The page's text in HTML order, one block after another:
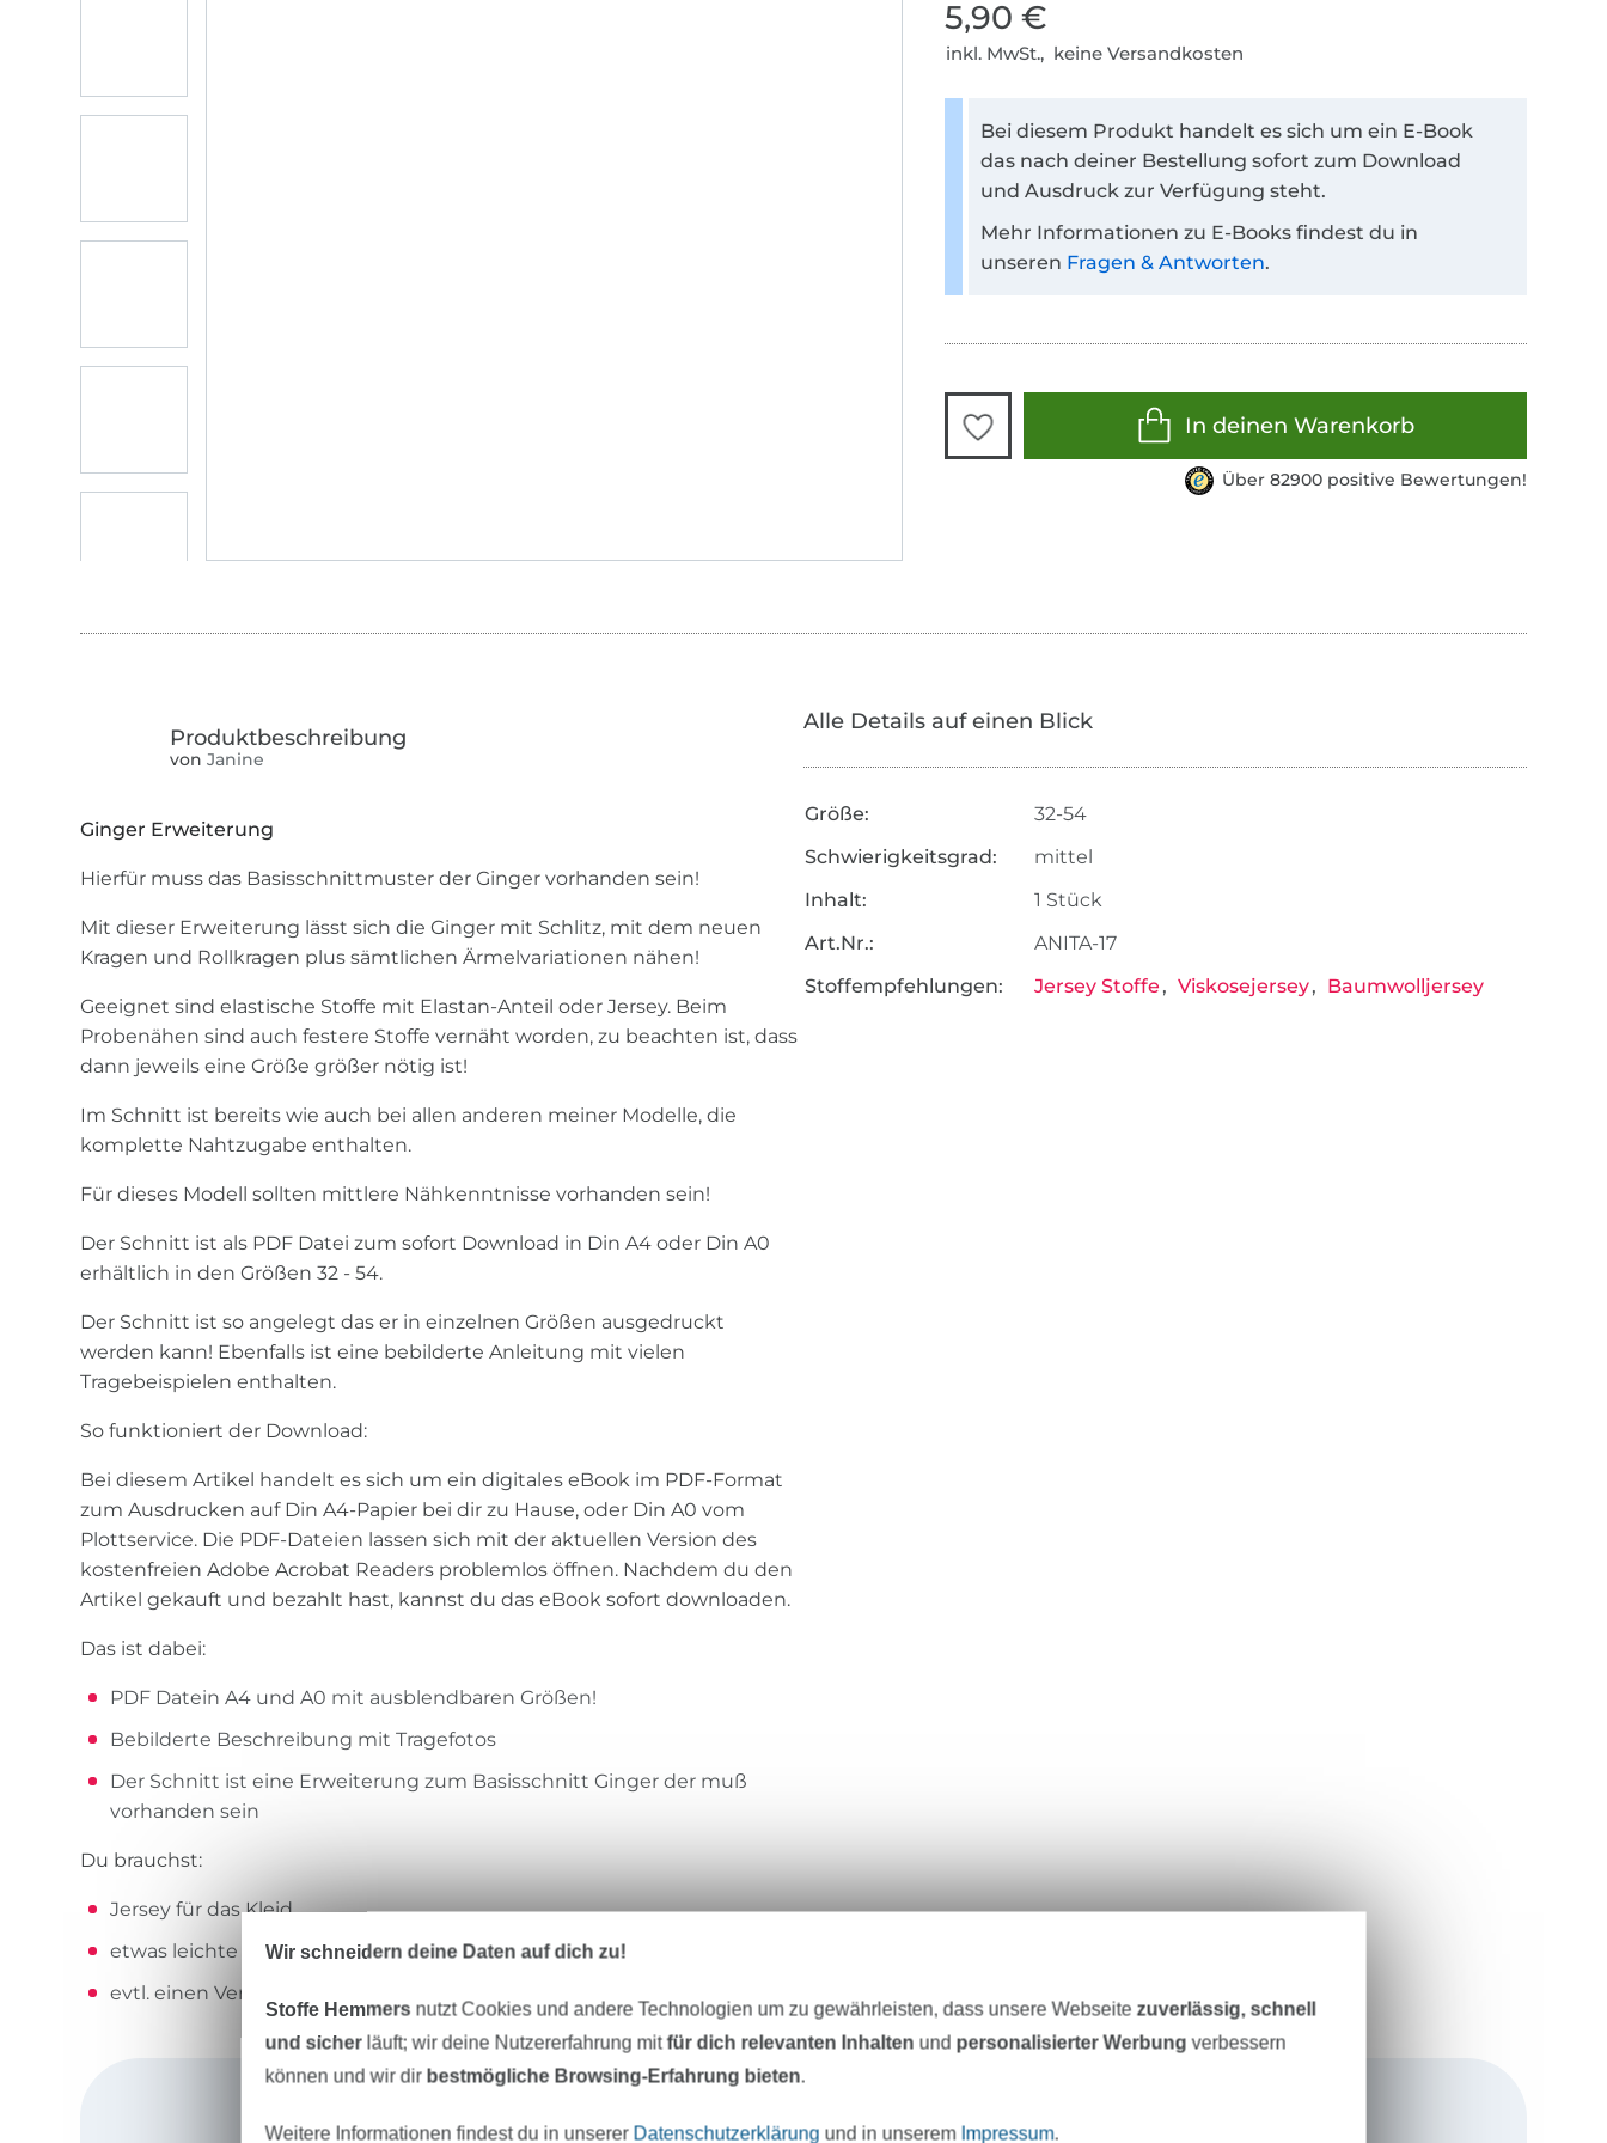
5,90 €
inkl. MwSt., keine Versandkosten
Bei diesem Produkt handelt es sich um ein E-Book
das nach deiner Bestellung sofort zum Download
und Ausdruck zur Verfügung steht.
Mehr Informationen zu E-Books findest du in
unseren Fragen & Antworten.
In deinen Warenkorb
Über 82900 positive Bewertungen!
von Janine
Ginger Erweiterung
Hierfür muss das Basisschnittmuster der Ginger vorhanden sein!
Mit dieser Erweiterung lässt sich die Ginger mit Schlitz, mit dem neuen
Kragen und Rollkragen plus sämtlichen Ärmelvariationen nähen!
Geeignet sind elastische Stoffe mit Elastan-Anteil oder Jersey. Beim
Probenähen sind auch festere Stoffe vernäht worden, zu beachten ist, dass
dann jeweils eine Größe größer nötig ist!
Im Schnitt ist bereits wie auch bei allen anderen meiner Modelle, die
komplette Nahtzugabe enthalten.
Für dieses Modell sollten mittlere Nähkenntnisse vorhanden sein!
Der Schnitt ist als PDF Datei zum sofort Download in Din A4 oder Din A0
erhältlich in den Größen 32 - 54.
Der Schnitt ist so angelegt das er in einzelnen Größen ausgedruckt
werden kann! Ebenfalls ist eine bebilderte Anleitung mit vielen
Tragebeispielen enthalten.
So funktioniert der Download:
Bei diesem Artikel handelt es sich um ein digitales eBook im PDF-Format
zum Ausdrucken auf Din A4-Papier bei dir zu Hause, oder Din A0 vom
Plottservice. Die PDF-Dateien lassen sich mit der aktuellen Version des
kostenfreien Adobe Acrobat Readers problemlos öffnen. Nachdem du den
Artikel gekauft und bezahlt hast, kannst du das eBook sofort downloaden.
Das ist dabei:
PDF Datein A4 und A0 mit ausblendbaren Größen!
Bebilderte Beschreibung mit Tragefotos
Der Schnitt ist eine Erweiterung zum Basisschnitt Ginger der muß
vorhanden sein
Du brauchst:
Jersey für das Kleid
etwas leichte Einlage für den Kragen
evtl. einen Verschluß für den Kragen
Alle Details auf einen Blick
Größe:
32-54
Schwierigkeitsgrad:
mittel
Inhalt:
1 Stück
Art.Nr.:
ANITA-17
Stoffempfehlungen:
Jersey Stoffe Viskosejersey Baumwolljersey
Wir schneidern deine Daten auf dich zu!
Stoffe Hemmers nutzt Cookies und andere Technologien um zu gewährleisten, dass unsere Webseite zuverlässig, schnell
und sicherläuft; wir deine Nutzererfahrung mitfür dich relevanten Inhalten und personalisierter Werbung verbessern
können und wir dir bestmögliche Browsing-Erfahrung bieten.
Weitere Informationen findest du in unserer Datenschutzerklärung und in unserem Impressum.